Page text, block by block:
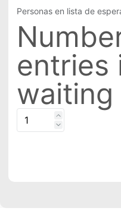
Personas en lista de
entries
waiting